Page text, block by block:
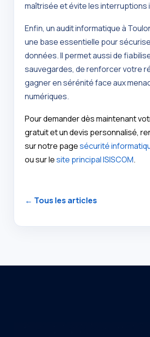
maîtrisée et évite les interruptions
Enfin, un audit informatique à
une base essentielle pour
données. Il permet aussi de
sauvegardes, de renforcer votre
gagner en sérénité face aux
numériques.
Pour demander dès maintenant
gratuit et un devis personnalisé,
sur notre pagesécurité
ou sur lesite principal ISISCOM.
← Tous les articles